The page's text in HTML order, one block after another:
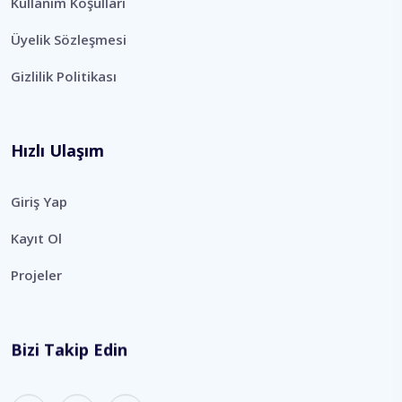
Üyelik Sözleşmesi
Gizlilik Politikası
Hızlı Ulaşım
Giriş Yap
Kayıt Ol
Projeler
Bizi Takip Edin